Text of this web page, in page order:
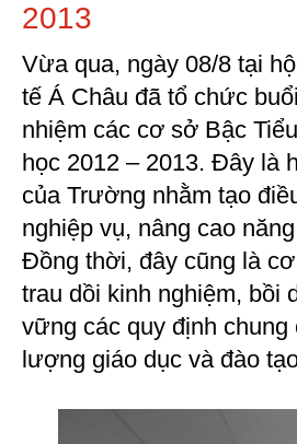
2013
Vừa qua, ngày 08/8 tại
tế Á Châu đã tổ chức
nhiệm các cơ sở Bậc
học 2012 – 2013. Đây là
của Trường nhằm tạo
nghiệp vụ, nâng cao
Đồng thời, đây cũng là
trau dồi kinh nghiệm, bồi
vững các quy định
lượng giáo dục và đào